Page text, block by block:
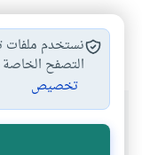
الأسرة الزواج
هل
نستخدم ملفات
التصفح
تخصيص